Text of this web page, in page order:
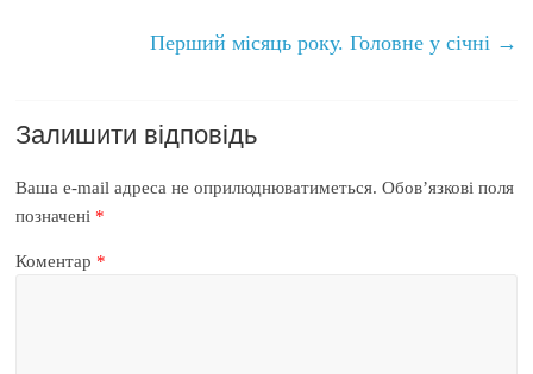
Перший місяць року. Головне у січні →
Залишити відповідь
Ваша e-mail адреса не оприлюднюватиметься. Обов’язкові поля
позначені *
Коментар *